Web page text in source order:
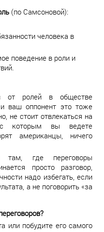
(по Самсоновой):
человека в
поведение в роли и
от ролей в обществе
ваш оппонент это тоже
не стоит отвлекаться на
с которым вы ведете
американцы, ничего
там, где переговоры
просто разговор,
надо избегать, если
а не поговорить «за
или побудите его самого